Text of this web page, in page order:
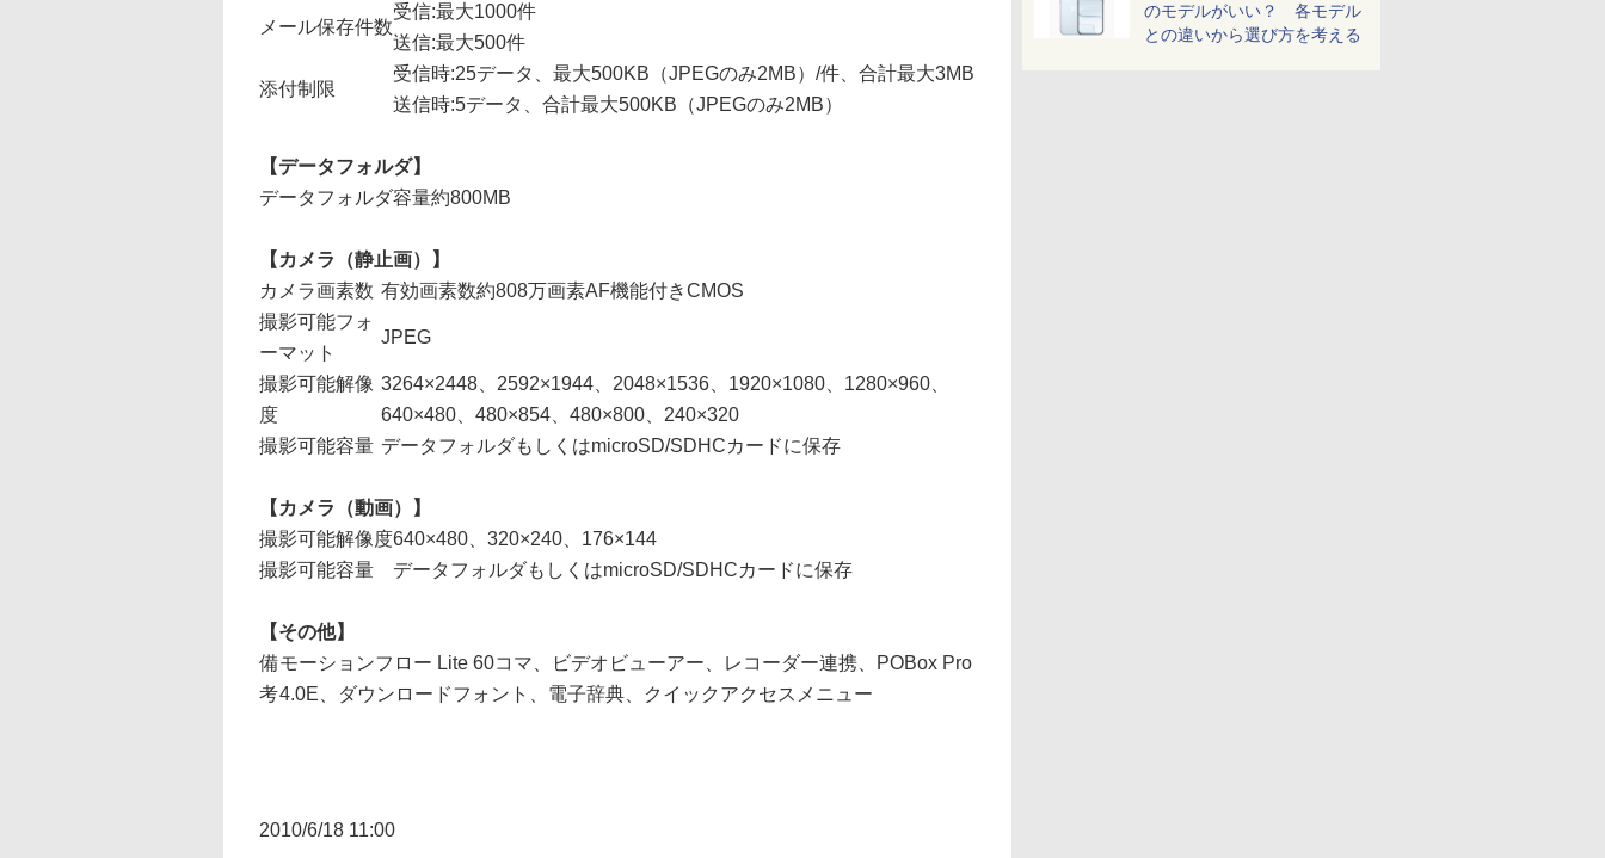
のモデルがいい？ 各モデル
との違いから選び方を考える
メール保存件数
受信:最大1000件
送信:最大500件
添付制限
受信時:25データ、最大500KB（JPEGのみ2MB）/件、合計最大3MB
送信時:5データ、合計最大500KB（JPEGのみ2MB）
【データフォルダ】
データフォルダ容量約800MB
【カメラ（静止画）】
カメラ画素数 有効画素数約808万画素AF機能付きCMOS
撮影可能フォ
ーマット
JPEG
撮影可能解像
度
3264×2448、2592×1944、2048×1536、1920×1080、1280×960、
640×480、480×854、480×800、240×320
撮影可能容量 データフォルダもしくはmicroSD/SDHCカードに保存
【カメラ（動画）】
撮影可能解像度640×480、320×240、176×144
撮影可能容量
データフォルダもしくはmicroSD/SDHCカードに保存
【その他】
備
考
モーションフロー Lite 60コマ、ビデオビューアー、レコーダー連携、POBox Pro
4.0E、ダウンロードフォント、電子辞典、クイックアクセスメニュー
2010/6/18 11:00